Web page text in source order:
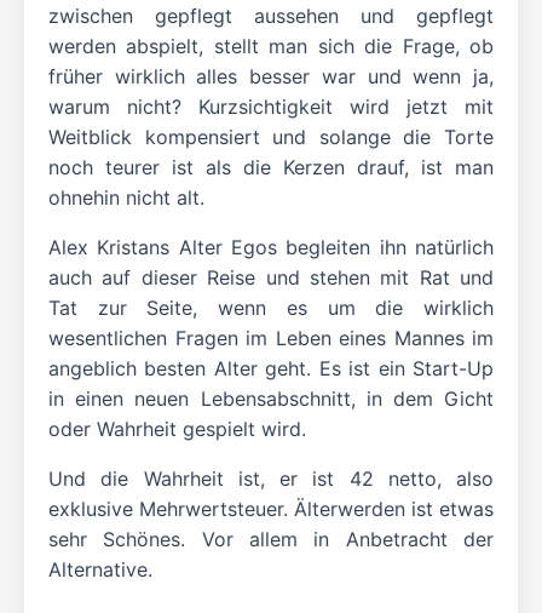
zwischen gepflegt aussehen und gepflegt
werden abspielt, stellt man sich die Frage, ob
früher wirklich alles besser war und wenn ja,
warum nicht? Kurzsichtigkeit wird jetzt mit
Weitblick kompensiert und solange die Torte
noch teurer ist als die Kerzen drauf, ist man
ohnehin nicht alt.
Alex Kristans Alter Egos begleiten ihn natürlich
auch auf dieser Reise und stehen mit Rat und
Tat zur Seite, wenn es um die wirklich
wesentlichen Fragen im Leben eines Mannes im
angeblich besten Alter geht. Es ist ein Start-Up
in einen neuen Lebensabschnitt, in dem Gicht
oder Wahrheit gespielt wird.
Und die Wahrheit ist, er ist 42 netto, also
exklusive Mehrwertsteuer. Älterwerden ist etwas
sehr Schönes. Vor allem in Anbetracht der
Alternative.